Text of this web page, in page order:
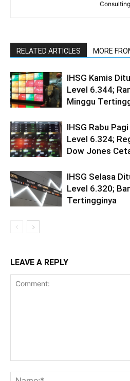
Consulting
RELATED ARTICLES MORE
IHSG Kamis
Level 6.344;
Minggu
IHSG Rabu
Level 6.324;
Dow Jones
IHSG Selasa
Level 6.320;
Tertingginya
LEAVE A REPLY